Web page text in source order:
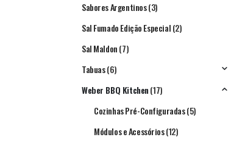
Sabores Argentinos(3)
Sal Fumado Edição Especial(2)
Sal Maldon(7)
Tabuas(6)
Weber BBQ Kitchen(17)
Cozinhas Pré-Configuradas(5)
Módulos e Acessórios(12)